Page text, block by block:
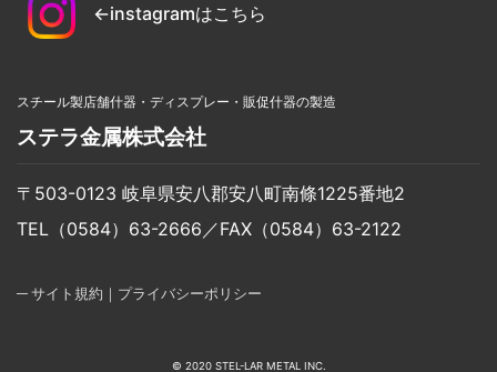
←instagramはこちら
スチール製店舗什器・ディスプレー・販促什器の製造
ステラ金属株式会社
〒503-0123 岐阜県安八郡安八町南條1225番地2
TEL（0584）63-2666／FAX（0584）63-2122
サイト規約｜プライバシーポリシー
© 2020 STEL-LAR METAL INC.